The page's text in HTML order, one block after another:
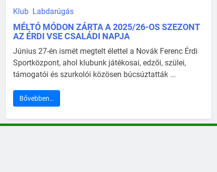
Klub Labdarúgás
MÉLTÓ MÓDON ZÁRTA A 2025/26-OS SZEZONT
AZ ÉRDI VSE CSALÁDI NAPJA
Június 27-én ismét megtelt élettel a Novák Ferenc Érdi
Sportközpont, ahol klubunk játékosai, edzői, szülei,
támogatói és szurkolói közösen búcsúztatták ...
Bővebben…